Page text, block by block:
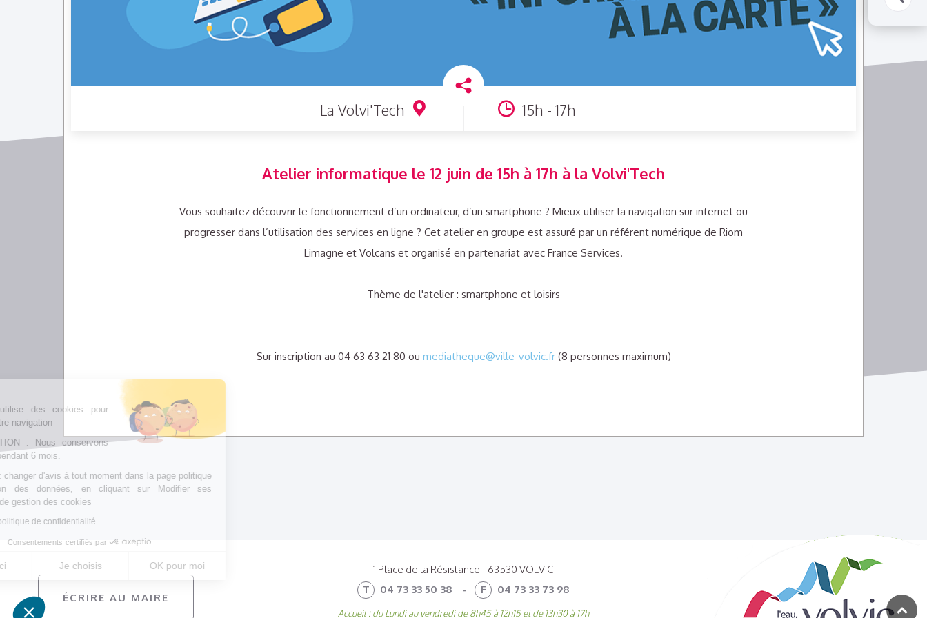
Notre site utilise des cookies pour
améliorer votre navigation
CONSERVATION : Nous conservons
votre choix pendant 6 mois.
Vous pouvez changer d'avis à tout moment dans la page politique
de protection des données, en cliquant sur Modifier ses
préférences de gestion des cookies
Consulter la politique de confidentialité
Consentements certifiés par
Non merci Je choisis
Plateforme de Gestion du Consentement : Personnalisez vos Options
La Volvi'Tech 15h - 17h
Atelier informatique le 12 juin de 15h à 17h à la Volvi'Tech
Vous souhaitez découvrir le fonctionnement d’un ordinateur, d’un smartphone ? Mieux utiliser la navigation sur internet ou
progresser dans l’utilisation des services en ligne ? Cet atelier en groupe est assuré par un référent numérique de Riom
Limagne et Volcans et organisé en partenariat avec France Services.
Thème de l'atelier : smartphone et loisirs
Sur inscription au 04 63 63 21 80 ou mediatheque@ville-volvic.fr(8 personnes maximum)
ÉCRIRE AU MAIRE
1 Place de la Résistance - 63530 VOLVIC
T
04 73 33 50 38 - F 04 73 33 73 98
Accueil : du Lundi au vendredi de 8h45 à 12h15 et de 13h30 à 17h